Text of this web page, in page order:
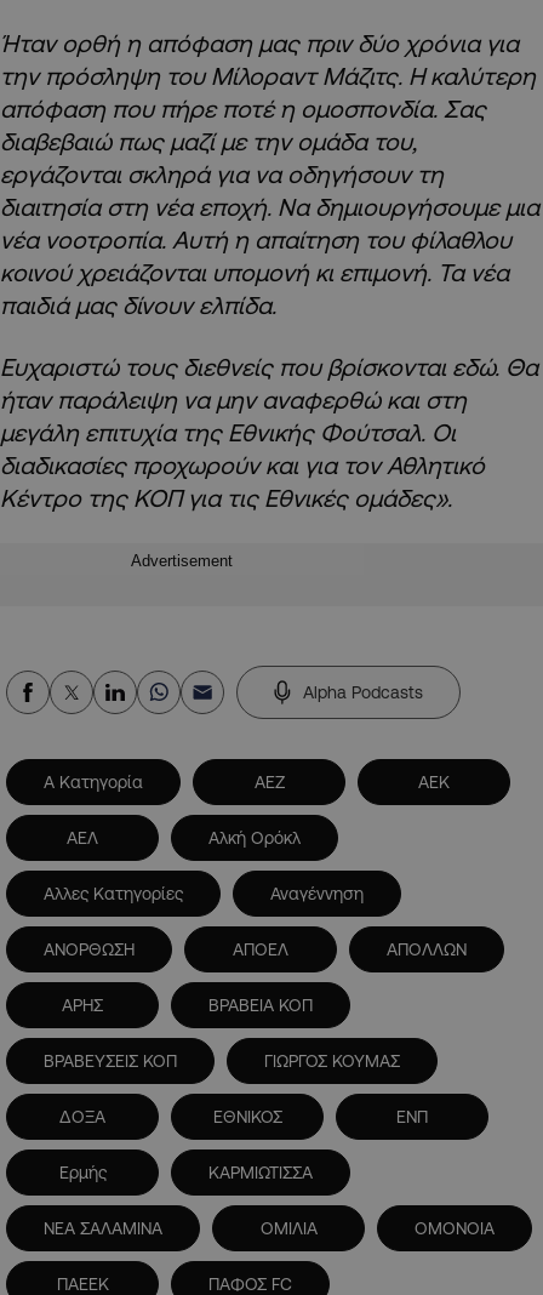
Ήταν ορθή η απόφαση μας πριν δύο χρόνια για
την πρόσληψη του Μίλοραντ Μάζιτς. Η καλύτερη
απόφαση που πήρε ποτέ η ομοσπονδία. Σας
διαβεβαιώ πως μαζί με την ομάδα του,
εργάζονται σκληρά για να οδηγήσουν τη
διαιτησία στη νέα εποχή. Να δημιουργήσουμε μια
νέα νοοτροπία. Αυτή η απαίτηση του φίλαθλου
κοινού χρειάζονται υπομονή κι επιμονή. Τα νέα
παιδιά μας δίνουν ελπίδα.
Ευχαριστώ τους διεθνείς που βρίσκονται εδώ. Θα
ήταν παράλειψη να μην αναφερθώ και στη
μεγάλη επιτυχία της Εθνικής Φούτσαλ. Οι
διαδικασίες προχωρούν και για τον Αθλητικό
Κέντρο της ΚΟΠ για τις Εθνικές ομάδες».
Advertisement
Alpha Podcasts
Α Κατηγορία ΑΕΖ ΑΕΚ
ΑΕΛ Αλκή Ορόκλ
Αλλες Κατηγορίες Αναγέννηση
ΑΝΟΡΘΩΣΗ ΑΠΟΕΛ ΑΠΟΛΛΩΝ
ΑΡΗΣ ΒΡΑΒΕΙΑ ΚΟΠ
ΒΡΑΒΕΥΣΕΙΣ ΚΟΠ ΓΙΩΡΓΟΣ ΚΟΥΜΑΣ
ΔΟΞΑ ΕΘΝΙΚΟΣ ΕΝΠ
Ερμής ΚΑΡΜΙΩΤΙΣΣΑ
ΝΕΑ ΣΑΛΑΜΙΝΑ ΟΜΙΛΙΑ ΟΜΟΝΟΙΑ
ΠΑΕΕΚ ΠΑΦΟΣ FC